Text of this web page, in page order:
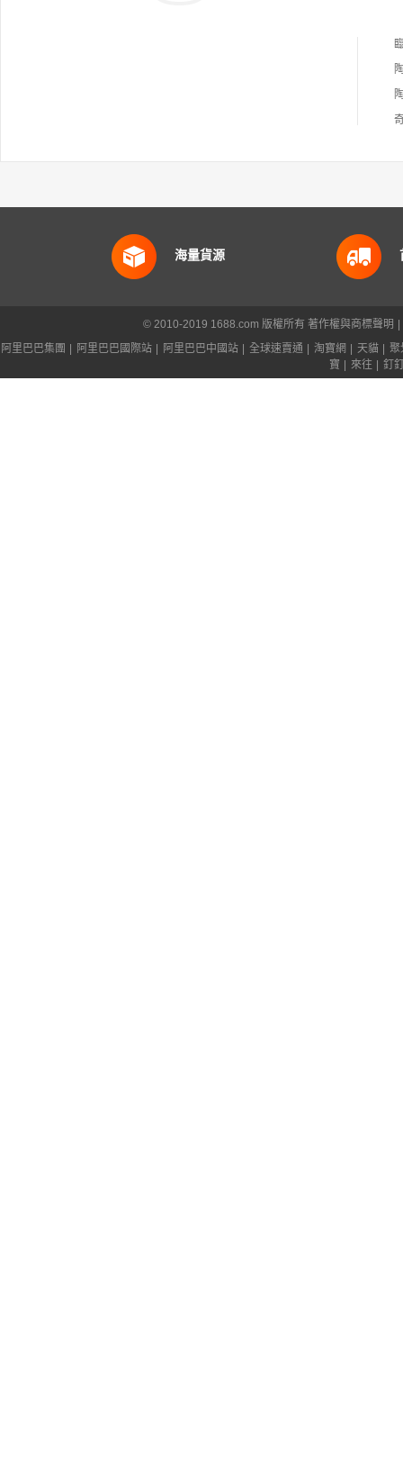
海量貨源
© 2010-2019 1688.com 版權所有 著作權與商標聲明
阿里巴巴集團
阿里巴巴國際站 阿里巴巴中國站 全球速賣通 淘寶網 天貓
聚
寶
來往 釘